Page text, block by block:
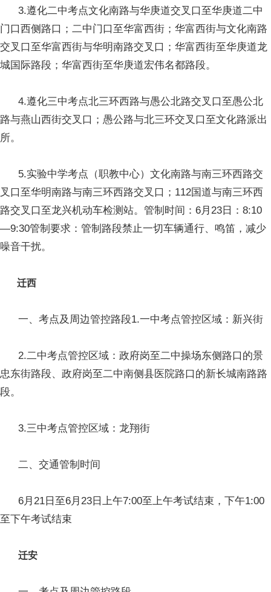
3.遵化二中考点文化南路与华庚道交叉口至华庚道二中
门口西侧路口；二中门口至华富西街；华富西街与文化南路
交叉口至华富西街与华明南路交叉口；华富西街至华庚道龙
城国际路段；华富西街至华庚道宏伟名都路段。
4.遵化三中考点北三环西路与愚公北路交叉口至愚公北
路与燕山西街交叉口；愚公路与北三环交叉口至文化路派出
所。
5.实验中学考点（职教中心）文化南路与南三环西路交
叉口至华明南路与南三环西路交叉口；112国道与南三环西
路交叉口至龙兴机动车检测站。管制时间：6月23日：8:10
—9:30管制要求：管制路段禁止一切车辆通行、鸣笛，减少
噪音干扰。
迁西
一、考点及周边管控路段1.一中考点管控区域：新兴街
2.二中考点管控区域：政府岗至二中操场东侧路口的景
忠东街路段、政府岗至二中南侧县医院路口的新长城南路路
段。
3.三中考点管控区域：龙翔街
二、交通管制时间
6月21日至6月23日上午7:00至上午考试结束，下午1:00
至下午考试结束
迁安